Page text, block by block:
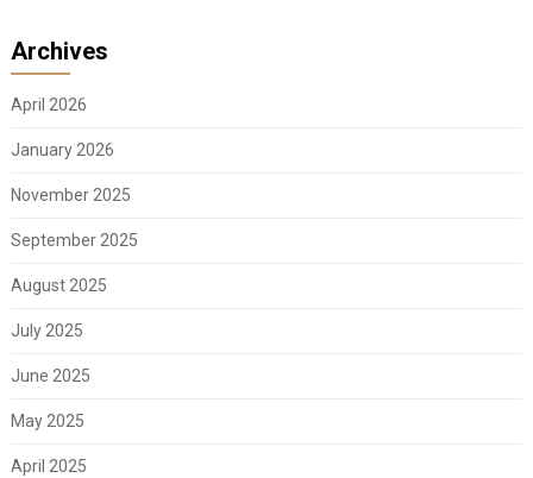
Archives
April 2026
January 2026
November 2025
September 2025
August 2025
July 2025
June 2025
May 2025
April 2025